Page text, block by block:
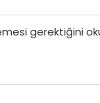
gerektiğini